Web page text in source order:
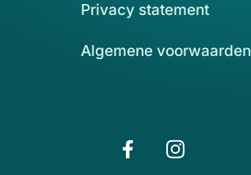
Privacy statement
Algemene voorwaarden